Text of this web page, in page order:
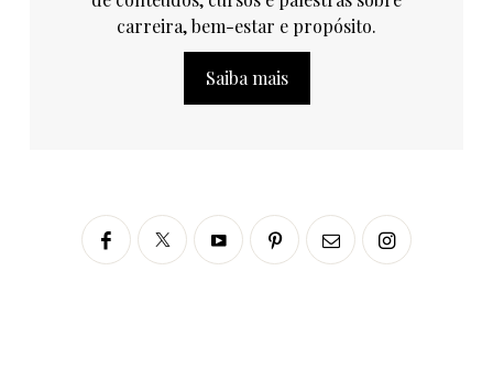
carreira, bem-estar e propósito.
Saiba mais